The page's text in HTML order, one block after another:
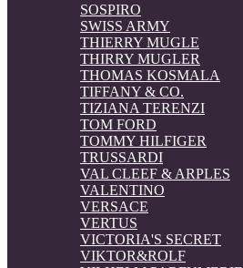
SOSPIRO
SWISS ARMY
THIERRY MUGLE
THIRRY MUGLER
THOMAS KOSMALA
TIFFANY & CO.
TIZIANA TERENZI
TOM FORD
TOMMY HILFIGER
TRUSSARDI
VAL CLEEF & ARPLES
VALENTINO
VERSACE
VERTUS
VICTORIA'S SECRET
VIKTOR&ROLF